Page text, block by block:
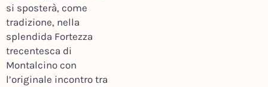
si sposterà, come
tradizione, nella
splendida Fortezza
trecentesca di
Montalcino con
l’originale incontro tra